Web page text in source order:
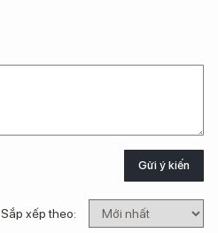
Gửi ý kiến
Sắp xếp theo: